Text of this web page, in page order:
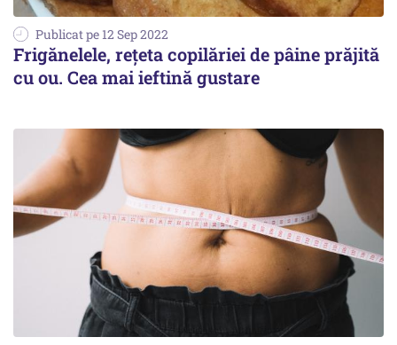
Publicat pe 12 Sep 2022
Frigănelele, rețeta copilăriei de pâine prăjită
cu ou. Cea mai ieftină gustare